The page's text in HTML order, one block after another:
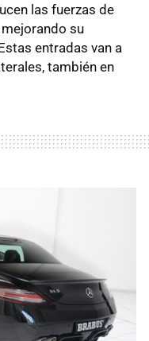
las fuerzas de
su
entradas van a
también en